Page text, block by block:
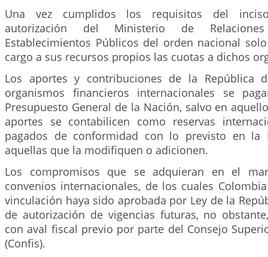
Una vez cumplidos los requisitos del
autorización del Ministerio de
Establecimientos Públicos del orden nacional
cargo a sus recursos propios las cuotas a dichos
Los aportes y contribuciones de la República
organismos financieros internacionales se
Presupuesto General de la Nación, salvo en
aportes se contabilicen como reservas
pagados de conformidad con lo previsto en
aquellas que la modifiquen o adicionen.
Los compromisos que se adquieran en el
convenios internacionales, de los cuales
vinculación haya sido aprobada por Ley de la
de autorización de vigencias futuras, no
con aval fiscal previo por parte del Consejo
(Confis).